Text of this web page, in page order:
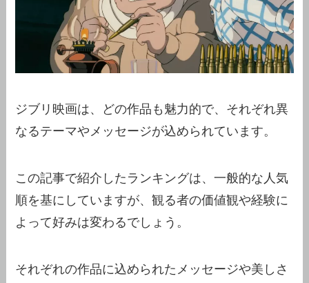
ジブリ映画は、どの作品も魅力的で、それぞれ異
なるテーマやメッセージが込められています。
この記事で紹介したランキングは、一般的な人気
順を基にしていますが、観る者の価値観や経験に
よって好みは変わるでしょう。
それぞれの作品に込められたメッセージや美しさ